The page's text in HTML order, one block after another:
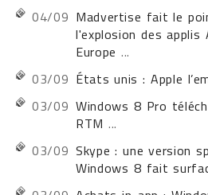
04/09 Madvertise fait le
l'explosion des applis
Europe ...
03/09 États unis : Apple
03/09 Windows 8 Pro
RTM ...
03/09 Skype : une version
Windows 8 fait